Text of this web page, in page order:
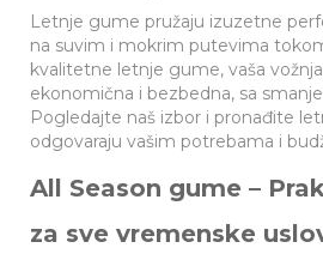
Letnje gume pružaju izuzetne
na suvim i mokrim putevima
kvalitetne letnje gume, vaša
ekonomična i bezbedna, sa
Pogledajte naš izbor i pronađite
odgovaraju vašim potrebama i
All Season gume –
za sve vremenske